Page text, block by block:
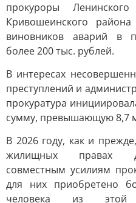
прокуроры
Кривошеинского
виновников аварий в
более 200 тыс. рублей.
В интересах
преступлений и
прокуратура
сумму, превышающую 8,7
В 2026 году, как и
жилищных правах
совместным усилиям
для них приобретено
человека из этой